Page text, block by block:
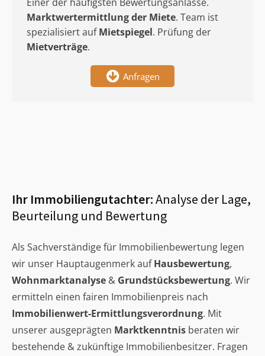
Marktwertermittlungder Miete. Team ist
spezialisiert aufMietspiegel. Prüfung der
Mietverträge.
Anfragen
Ihr Immobiliengutachter:Analyse der Lage,
Beurteilung und Bewertung
Als Sachverständige für Immobilienbewertung legen
wir unser Hauptaugenmerk aufHausbewertung,
Wohnmarktanalyse & Grundstücksbewertung. Wir
ermitteln einen fairen Immobilienpreis nach
Immobilienwert-Ermittlungsverordnung. Mit
unserer ausgeprägten Marktkenntnis beraten wir
bestehende & zukünftige Immobilienbesitzer. Fragen